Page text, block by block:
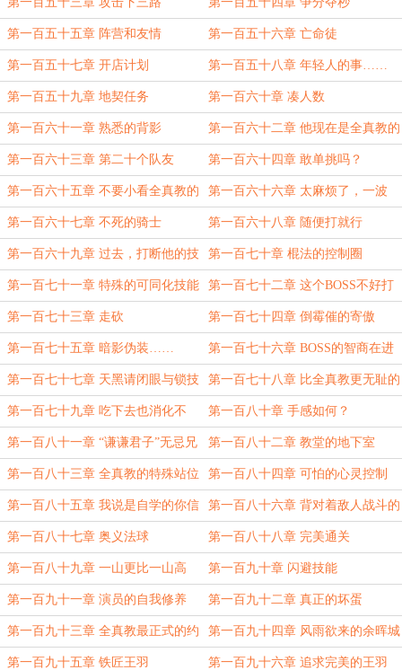
第一百五十五章 阵营和友情 第一百五十六章 亡命徒
第一百五十七章 开店计划 第一百五十八章 年轻人的事……
第一百五十九章 地契任务 第一百六十章 凑人数
第一百六十一章 熟悉的背影 第一百六十二章 他现在是全真教的
人了！
第一百六十三章 第二十个队友 第一百六十四章 敢单挑吗？
第一百六十五章 不要小看全真教的
任何人
第一百六十六章 太麻烦了，一波
吧！
第一百六十七章 不死的骑士 第一百六十八章 随便打就行
第一百六十九章 过去，打断他的技
能
第一百七十章 棍法的控制圈
第一百七十一章 特殊的可同化技能 第一百七十二章 这个BOSS不好打
第一百七十三章 走砍 第一百七十四章 倒霉催的寄傲
第一百七十五章 暗影伪装…… 第一百七十六章 BOSS的智商在进
化
第一百七十七章 天黑请闭眼与锁技 第一百七十八章 比全真教更无耻的
人
第一百七十九章 吃下去也消化不
了！
第一百八十章 手感如何？
第一百八十一章 “谦谦君子”无忌兄 第一百八十二章 教堂的地下室
第一百八十三章 全真教的特殊站位 第一百八十四章 可怕的心灵控制
第一百八十五章 我说是自学的你信
吗？
第一百八十六章 背对着敌人战斗的
功夫
第一百八十七章 奥义法球 第一百八十八章 完美通关
第一百八十九章 一山更比一山高 第一百九十章 闪避技能
第一百九十一章 演员的自我修养 第一百九十二章 真正的坏蛋
第一百九十三章 全真教最正式的约
定
第一百九十四章 风雨欲来的余晖城
第一百九十五章 铁匠王羽 第一百九十六章 追求完美的王羽